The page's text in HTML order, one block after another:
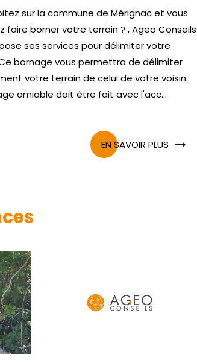
sur la commune de Mérignac et vous
faire borner votre terrain ? , Ageo Conseils
ses services pour délimiter votre
bornage vous permettra de délimiter
votre terrain de celui de votre voisin.
amiable doit être fait avec l'acc...
EN SAVOIR PLUS